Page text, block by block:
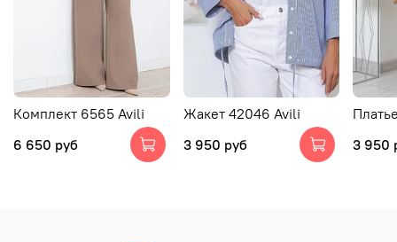
Комплект 6565 Avili
6 650 руб
Жакет 42046 Avili
3 950 руб
3 950